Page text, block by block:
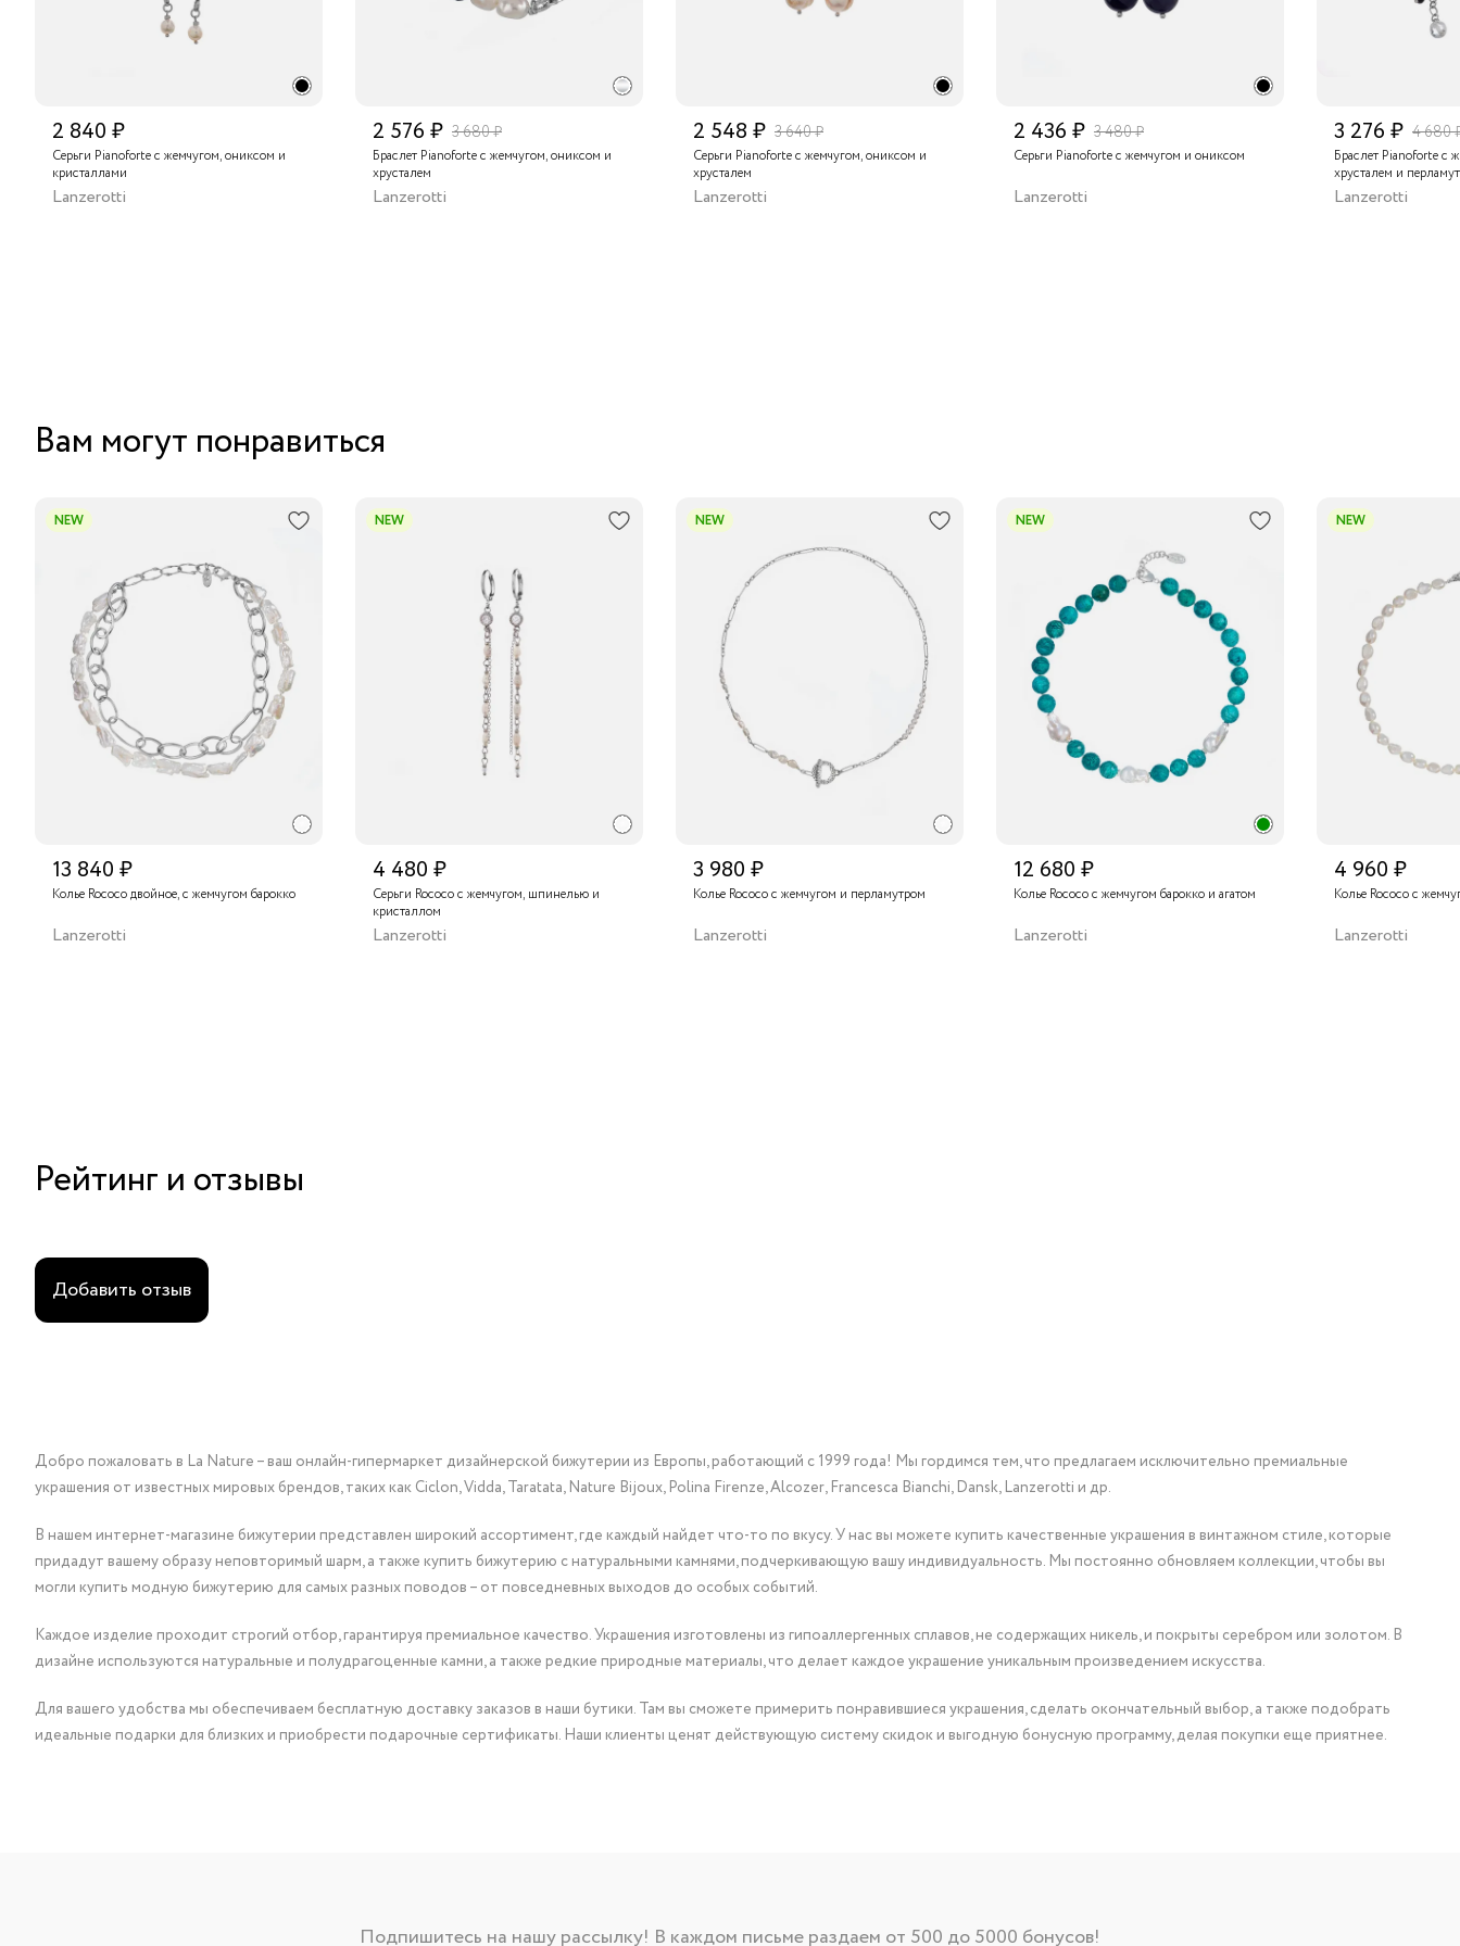
2 840 ₽
Серьги Pianoforte с жемчугом, ониксом и
кристаллами
Lanzerotti
2 576 ₽ 3 680 ₽
Браслет Pianoforte с жемчугом, ониксом и
хрусталем
Lanzerotti
2 548 ₽ 3 640 ₽
Серьги Pianoforte с жемчугом, ониксом и
хрусталем
Lanzerotti
2 436 ₽ 3 480 ₽
Серьги Pianoforte с жемчугом и ониксом
Lanzerotti
3 276 ₽ 4 680
Браслет Pianoforte с
хрусталем и
Lanzerotti
Вам могут понравиться
NEW
13 840 ₽
Колье Rococo двойное, с жемчугом барокко
Lanzerotti
NEW
4 480 ₽
Серьги Rococo с жемчугом, шпинелью и
кристаллом
Lanzerotti
NEW
3 980 ₽
Колье Rococo с жемчугом и перламутром
Lanzerotti
NEW
12 680 ₽
Колье Rococo с жемчугом барокко и агатом
Lanzerotti
NEW
4 960 ₽
Колье Rococo с
Lanzerotti
Рейтинг и отзывы
Добавить отзыв
Добро пожаловать в La Nature – ваш онлайн-гипермаркет дизайнерской бижутерии из Европы, работающий с 1999 года! Мы гордимся тем, что предлагаем исключительно премиальные
украшения от известных мировых брендов, таких как Ciclon, Vidda, Taratata, Nature Bijoux, Polina Firenze, Alcozer, Francesca Bianchi, Dansk, Lanzerotti и др.
В нашем интернет-магазине бижутерии представлен широкий ассортимент, где каждый найдет что-то по вкусу. У нас вы можете купить качественные украшения в винтажном стиле, которые
придадут вашему образу неповторимый шарм, а также купить бижутерию с натуральными камнями, подчеркивающую вашу индивидуальность. Мы постоянно обновляем коллекции, чтобы вы
могли купить модную бижутерию для самых разных поводов – от повседневных выходов до особых событий.
Каждое изделие проходит строгий отбор, гарантируя премиальное качество. Украшения изготовлены из гипоаллергенных сплавов, не содержащих никель, и покрыты серебром или золотом. В
дизайне используются натуральные и полудрагоценные камни, а также редкие природные материалы, что делает каждое украшение уникальным произведением искусства.
Для вашего удобства мы обеспечиваем бесплатную доставку заказов в наши бутики. Там вы сможете примерить понравившиеся украшения, сделать окончательный выбор, а также подобрать
идеальные подарки для близких и приобрести подарочные сертификаты. Наши клиенты ценят действующую систему скидок и выгодную бонусную программу, делая покупки еще приятнее.
Подпишитесь на нашу рассылку! В каждом письме раздаем от 500 до 5000 бонусов!